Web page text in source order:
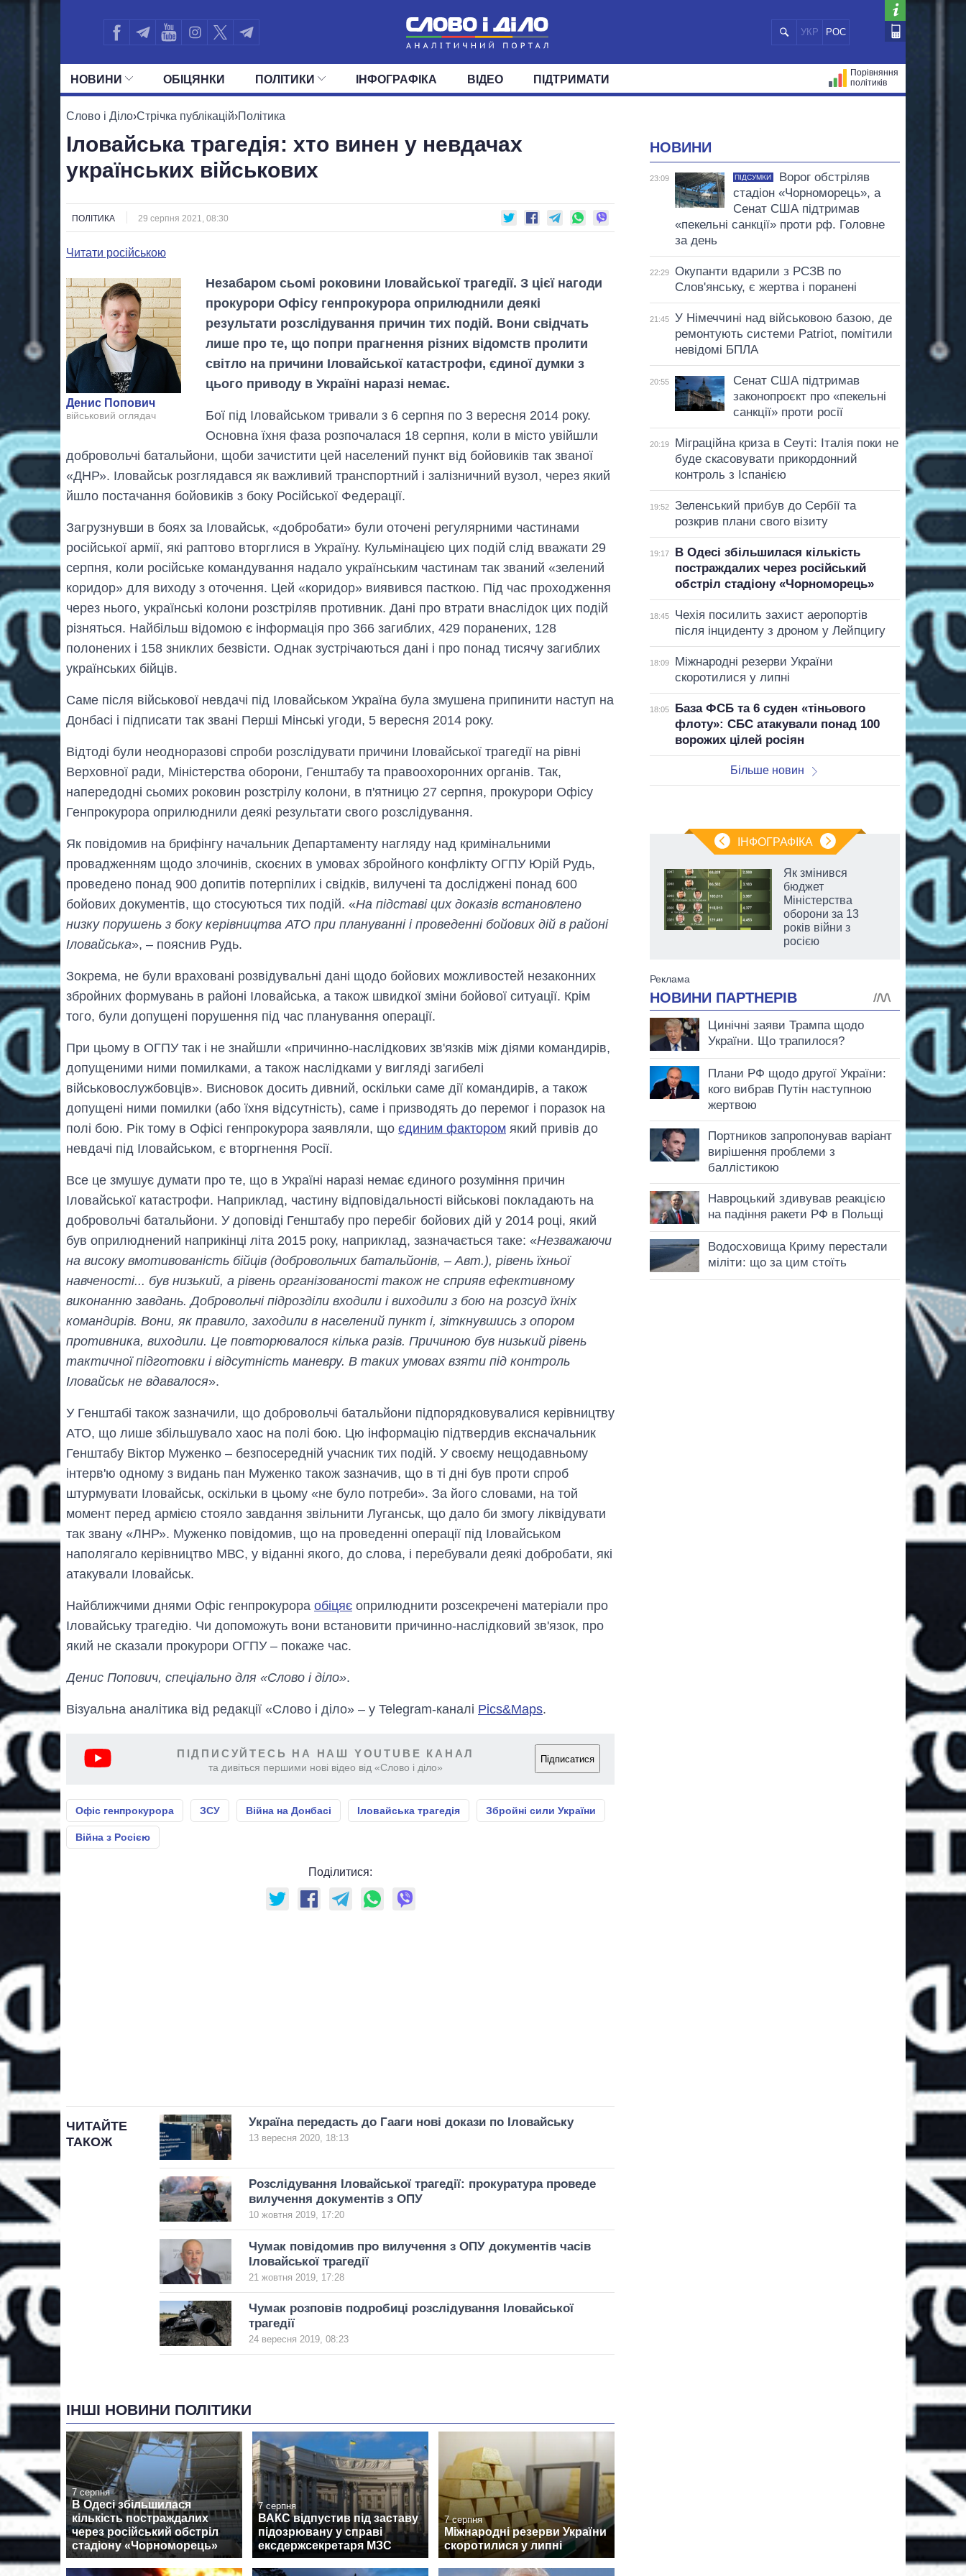
УКР РОС
НОВИНИ
ПОЛІТИКА ЕКОНОМІКА СУСПІЛЬСТВО
ОБIЦЯНКИ ПОЛIТИКИ
УСІ ПОЛІТИКИ ПРЕЗИДЕНТ І ОФІС
ДЕПУТАТИ КОМІТЕТИ ФРАКЦІЇ
ІНФОГРАФІКА ВІДЕО ПІДТРИМАТИ
Порівняння
політиків
Слово і Діло›Стрічка публікацій›Політика
Іловайська трагедія: хто винен у невдачах
українських військових
ПОЛІТИКА 29 серпня 2021, 08:30
Читати російською
Денис Попович
військовий оглядач
Незабаром сьомі роковини Іловайської трагедії. З цієї нагоди
прокурори Офісу генпрокурора оприлюднили деякі
результати розслідування причин тих подій. Вони свідчать
лише про те, що попри прагнення різних відомств пролити
світло на причини Іловайської катастрофи, єдиної думки з
цього приводу в Україні наразі немає.
Бої під Іловайськом тривали з 6 серпня по 3 вересня 2014 року.
Основна їхня фаза розпочалася 18 серпня, коли в місто увійшли
добровольчі батальйони, щоби зачистити цей населений пункт від бойовиків так званої
«ДНР». Іловайськ розглядався як важливий транспортний і залізничний вузол, через який
йшло постачання бойовиків з боку Російської Федерації.
Загрузнувши в боях за Іловайськ, «добробати» були оточені регулярними частинами
російської армії, які раптово вторглися в Україну. Кульмінацією цих подій слід вважати 29
серпня, коли російське командування надало українським частинам так званий «зелений
коридор» для виходу з оточення. Цей «коридор» виявився пасткою. Під час проходження
через нього, українські колони розстріляв противник. Дані про втрати внаслідок цих подій
різняться. Найбільш відомою є інформація про 366 загиблих, 429 поранених, 128
полонених і 158 зниклих безвісти. Однак зустрічаються дані і про понад тисячу загиблих
українських бійців.
Саме після військової невдачі під Іловайськом Україна була змушена припинити наступ на
Донбасі і підписати так звані Перші Мінські угоди, 5 вересня 2014 року.
Відтоді були неодноразові спроби розслідувати причини Іловайської трагедії на рівні
Верховної ради, Міністерства оборони, Генштабу та правоохоронних органів. Так,
напередодні сьомих роковин розстрілу колони, в п'ятницю 27 серпня, прокурори Офісу
Генпрокурора оприлюднили деякі результати свого розслідування.
Як повідомив на брифінгу начальник Департаменту нагляду над кримінальними
провадженням щодо злочинів, скоєних в умовах збройного конфлікту ОГПУ Юрій Рудь,
проведено понад 900 допитів потерпілих і свідків, вилучені та досліджені понад 600
бойових документів, що стосуються тих подій. «На підставі цих доказів встановлено
низку порушень з боку керівництва АТО при плануванні і проведенні бойових дій в районі
Іловайська», – пояснив Рудь.
Зокрема, не були враховані розвідувальні дані щодо бойових можливостей незаконних
збройних формувань в районі Іловайська, а також швидкої зміни бойової ситуації. Крім
того, були допущені порушення під час планування операції.
При цьому в ОГПУ так і не знайшли «причинно-наслідкових зв'язків між діями командирів,
допущеними ними помилками, а також наслідками у вигляді загибелі
військовослужбовців». Висновок досить дивний, оскільки саме дії командирів, а також
допущені ними помилки (або їхня відсутність), саме і призводять до перемог і поразок на
полі бою. Рік тому в Офісі генпрокурора заявляли, що єдиним фактором який привів до
невдачі під Іловайськом, є вторгнення Росії.
Все це змушує думати про те, що в Україні наразі немає єдиного розуміння причин
Іловайської катастрофи. Наприклад, частину відповідальності військові покладають на
добровольчі батальйони. У доповіді Генштабу про перебіг бойових дій у 2014 році, який
був оприлюднений наприкінці літа 2015 року, наприклад, зазначається таке: «Незважаючи
на високу вмотивованість бійців (добровольчих батальйонів, – Авт.), рівень їхньої
навченості... був низький, а рівень організованості також не сприяв ефективному
виконанню завдань. Добровольчі підрозділи входили і виходили з бою на розсуд їхніх
командирів. Вони, як правило, заходили в населений пункт і, зіткнувшись з опором
противника, виходили. Це повторювалося кілька разів. Причиною був низький рівень
тактичної підготовки і відсутність маневру. В таких умовах взяти під контроль
Іловайськ не вдавалося».
У Генштабі також зазначили, що добровольчі батальйони підпорядковувалися керівництву
АТО, що лише збільшувало хаос на полі бою. Цю інформацію підтвердив ексначальник
Генштабу Віктор Муженко – безпосередній учасник тих подій. У своєму нещодавньому
інтерв'ю одному з видань пан Муженко також зазначив, що в ті дні був проти спроб
штурмувати Іловайськ, оскільки в цьому «не було потреби». За його словами, на той
момент перед армією стояло завдання звільнити Луганськ, що дало би змогу ліквідувати
так звану «ЛНР». Муженко повідомив, що на проведенні операції під Іловайськом
наполягало керівництво МВС, у віданні якого, до слова, і перебували деякі добробати, які
атакували Іловайськ.
Найближчими днями Офіс генпрокурора обіцяє оприлюднити розсекречені матеріали про
Іловайську трагедію. Чи допоможуть вони встановити причинно-наслідковий зв'язок, про
який не сказали прокурори ОГПУ – покаже час.
Денис Попович, спеціально для «Слово і діло».
Візуальна аналітика від редакції «Слово і діло» – у Telegram-каналі Pics&Maps.
ПІДПИСУЙТЕСЬ НА НАШ YOUTUBE КАНАЛ
та дивіться першими нові відео від «Слово і діло»
Підписатися
Офіс генпрокурора ЗСУ Війна на Донбасі Іловайська трагедія Збройні сили України
Війна з Росією
Поділитися:
ЧИТАЙТЕ
ТАКОЖ
Україна передасть до Гааги нові докази по Іловайську
13 вересня 2020, 18:13
Розслідування Іловайської трагедії: прокуратура проведе
вилучення документів з ОПУ
10 жовтня 2019, 17:20
Чумак повідомив про вилучення з ОПУ документів часів
Іловайської трагедії
21 жовтня 2019, 17:28
Чумак розповів подробиці розслідування Іловайської
трагедії
24 вересня 2019, 08:23
ІНШІ НОВИНИ ПОЛІТИКИ
7 серпня
В Одесі збільшилася
кількість постраждалих
через російський обстріл
стадіону «Чорноморець»
7 серпня
ВАКС відпустив під заставу
підозрювану у справі
ексдержсекретаря МЗС
7 серпня
Міжнародні резерви України
скоротилися у липні
НОВИНИ
23:09 ПІДСУМКИ
Ворог обстріляв
стадіон «Чорноморець», а
Сенат США підтримав
«пекельні санкції» проти рф. Головне
за день
22:29
Окупанти вдарили з РСЗВ по
Слов'янську, є жертва і поранені
21:45
У Німеччині над військовою базою, де
ремонтують системи Patriot, помітили
невідомі БПЛА
20:55
Сенат США підтримав
законопроєкт про «пекельні
санкції» проти росії
20:19
Міграційна криза в Сеуті: Італія поки не
буде скасовувати прикордонний
контроль з Іспанією
19:52
Зеленський прибув до Сербії та
розкрив плани свого візиту
19:17
В Одесі збільшилася кількість
постраждалих через російський
обстріл стадіону «Чорноморець»
18:45
Чехія посилить захист аеропортів
після інциденту з дроном у Лейпцигу
18:09
Міжнародні резерви України
скоротилися у липні
18:05
База ФСБ та 6 суден «тіньового
флоту»: СБС атакували понад 100
ворожих цілей росіян
Більше новин
ІНФОГРАФІКА
Вісім масованих
ударів по Україні
за літо: Київ та
головною ціллю
Як змінився
бюджет
Міністерства
оборони за 13
років війни з
росією